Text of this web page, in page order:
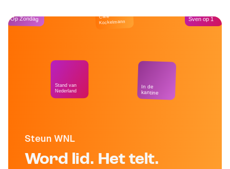
Steun WNL
Word lid. Het telt.
Op Zondag
Stand van
Nederland
Café
Kockelmann
In de
kantine
Sven op 1